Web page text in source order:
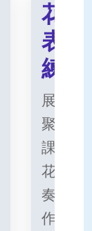
花
表
練班
展現動
聚默契
課程結
花式、
奏與團
作。學